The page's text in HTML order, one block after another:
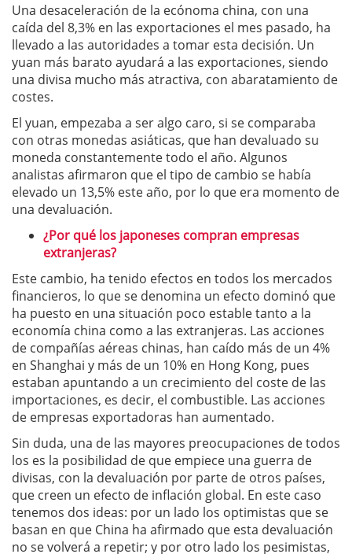
Una desaceleración de la ecónoma china, con una
caída del 8,3% en las exportaciones el mes pasado, ha
llevado a las autoridades a tomar esta decisión. Un
yuan más barato ayudará a las exportaciones, siendo
una divisa mucho más atractiva, con abaratamiento de
costes.
El yuan, empezaba a ser algo caro, si se comparaba
con otras monedas asiáticas, que han devaluado su
moneda constantemente todo el año. Algunos
analistas afirmaron que el tipo de cambio se había
elevado un 13,5% este año, por lo que era momento de
una devaluación.
¿Por qué los japoneses compran empresas
extranjeras?
Este cambio, ha tenido efectos en todos los mercados
financieros, lo que se denomina un efecto dominó que
ha puesto en una situación poco estable tanto a la
economía china como a las extranjeras. Las acciones
de compañías aéreas chinas, han caído más de un 4%
en Shanghai y más de un 10% en Hong Kong, pues
estaban apuntando a un crecimiento del coste de las
importaciones, es decir, el combustible. Las acciones
de empresas exportadoras han aumentado.
Sin duda, una de las mayores preocupaciones de todos
los es la posibilidad de que empiece una guerra de
divisas, con la devaluación por parte de otros países,
que creen un efecto de inflación global. En este caso
tenemos dos ideas: por un lado los optimistas que se
basan en que China ha afirmado que esta devaluación
no se volverá a repetir; y por otro lado los pesimistas,